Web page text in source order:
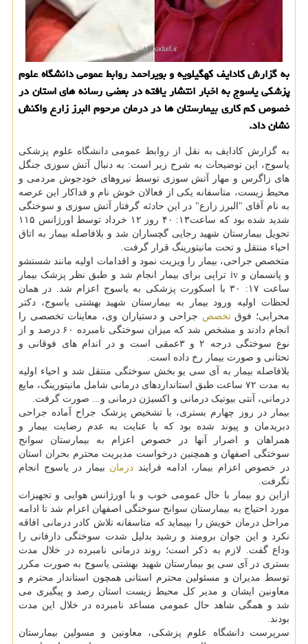
به گزارش كادایف كهگیلویه و بویراحمد روابط عمومی دانشگاه علوم
پزشكی یاسوج به اخبار انتشار یافته در بعضی رسانه های استان در
خصوص كم كاری بیمارستان ها در درمان مرحوم البرز زارع واكنش
نشان داد.
به گزارش کادایف به نقل از روابط عمومی دانشگاه علوم پزشکی
یاسوج، این توضیحات به شرح زیر است: به دنبال آتش سوزی جنگل
های زاگرس و مهار آتش سوزی توسط نیروهای خودجوش مردمی و
محیط زیست، متاسفانه یکی از فعالان خوش نام و فداکار این عرصه
به نام آقای "البرز زارع" در این حادثه گرفتار آتش سوزی و سوختگی
شدید شده بود که ساعت۱۳: ۴۰ روز ۱۲ خرداد توسط اورژانس ۱۱۵
تحویل بیمارستان شهید رجایی گچساران شد و بلافاصله بیمار به اتاق
احیاء منتقل و تحت مانیتورینگ قرار گرفت.
متخصص جراحی، بیمار را ویزیت نمود و اقدامات اولیه مانند شستشو
و پانسمان و iv تراپی برای بیمار انجام شد و طبق نظر پزشک بیمار
ساعت ۱۷: ۳۰ با اسکورت پزشکی به یاسوج اعزام شد. در همان
لحظات اولیه ورود بیمار به بیمارستان شهید بهشتی یاسوج، دکتر
محرابی؛ فوقتخصص جراحی و دستیاران وی، معاینات تخصصی را
انجام دادند و مشخص شد که میزان سوختگی نامبرده ۶۰ درصد و از
نوع سوختگی درجه ۲ و ۳عمقی است و در اندام های فوقانی و
تحتانی و صورت بیمار رخ داده است.
بلافاصله بیمار به آی سی یو بخش سوختگی منتقل شد و احیاء اولیه
به مدت ۷۲ ساعت طبق استانداردهای درمانی شامل مانیتورینگ، مایع
درمانی، آنتی بیوتیک درمانی و اکسیژن درمانی و... صورت گرفت.
بیمار در روز چهارم بستری، با تشخیص پزشک جراح آماده جراحی
دبریدمان و پیوند شده بود که با عنایت به عدم رضایت بیمار و
همراهان و اصرار آنها در خصوص اعزام به بیمارستان سوانح
سوختگی اصفهان و همچنین درخواست مدیریت محترم بحران استان
در خصوص اعزام بیمار، ادامه فرایند درمان بیمار در یاسوج انجام
نگرفت.
ازاین رو بیمار با حال عمومی خوب و با اورژانس هوایی و تجهیزات
مورد احتیاج به بیمارستان سوانح سوختگی اصفهان اعزام شد تا ادامه
مراحل درمان خویش را بپیماید که متاسفانه تلاش کادر درمانی افاقه
نکرد و این جوان برومند و رشید بدلیل شدت سوختگی دارفانی را
وداع گفت. لازم به ذکر است؛ روند درمانی نامبرده در خلال مدت
بستری در آی سی یو بیمارستان شهید بهشتی یاسوج به صورت مکرر
توسط مدیران و مسئولین محترم استانی همچون استاندار محترم و
معاونین ایشان و مدیر کل محیط زیست استان رصد و پیگیری می
شد و همگی شاهد حال عمومی مساعد نامبرده در خلال این مدت
بودند.
سرپرست دانشگاه علوم پزشکی، معاونین و مسولین بیمارستان